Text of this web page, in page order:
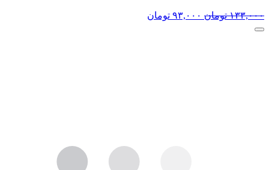
۱۳۳,۰۰۰ تومان ۹۳,۰۰۰ تومان